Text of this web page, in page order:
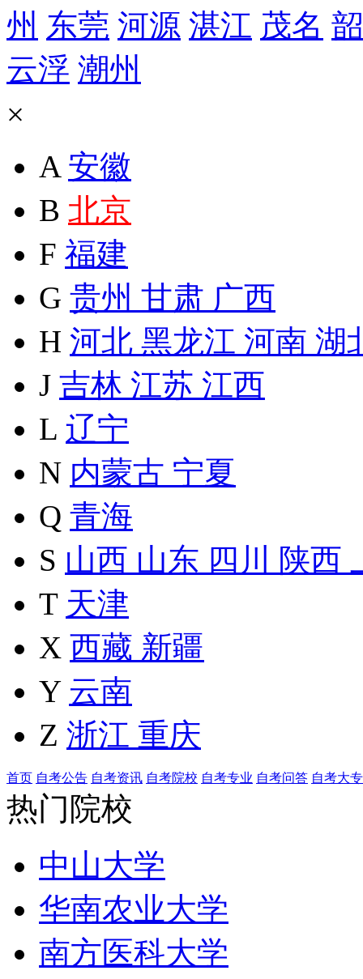
州 东莞 河源 湛江 茂名
云浮 潮州
×
A 安徽
B 北京
F 福建
G 贵州 甘肃 广西
H 河北 黑龙江 河南 湖
J 吉林 江苏 江西
L 辽宁
N 内蒙古 宁夏
Q 青海
S 山西 山东 四川 陕西
T 天津
X 西藏 新疆
Y 云南
Z 浙江 重庆
首页 自考公告 自考资讯 自考院校 自考专业 自考问答 自考大专
热门院校
中山大学
华南农业大学
南方医科大学